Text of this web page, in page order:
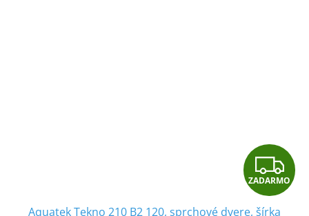
Z
A
ZADARMO
Aquatek Tekno 210 B2 120, sprchové dvere, šírka